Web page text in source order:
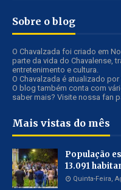
Sobre o blog
O Chavalzada foi criado em
parte da vida do Chavalense,
entretenimento e cultura.
O Chavalzada é atualizado
O blog também conta com
saber mais? Visite nossa fan
Mais vistas do mês
População
13.091
Quinta-Feira,